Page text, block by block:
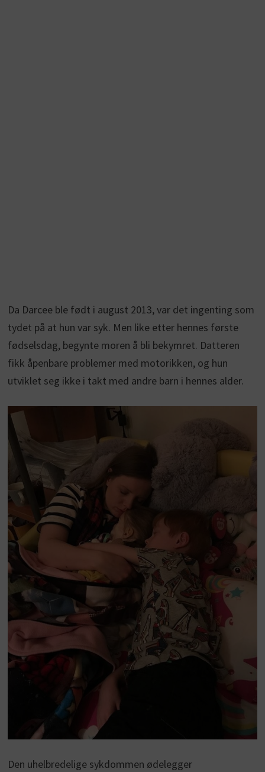
Da Darcee ble født i august 2013, var det ingenting som
tydet på at hun var syk. Men like etter hennes første
fødselsdag, begynte moren å bli bekymret. Datteren
fikk åpenbare problemer med motorikken, og hun
utviklet seg ikke i takt med andre barn i hennes alder.
Den uhelbredelige sykdommen ødelegger